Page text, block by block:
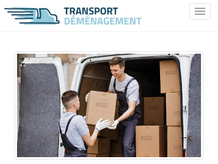
T
l
e
n
a
v
i
g
a
t
i